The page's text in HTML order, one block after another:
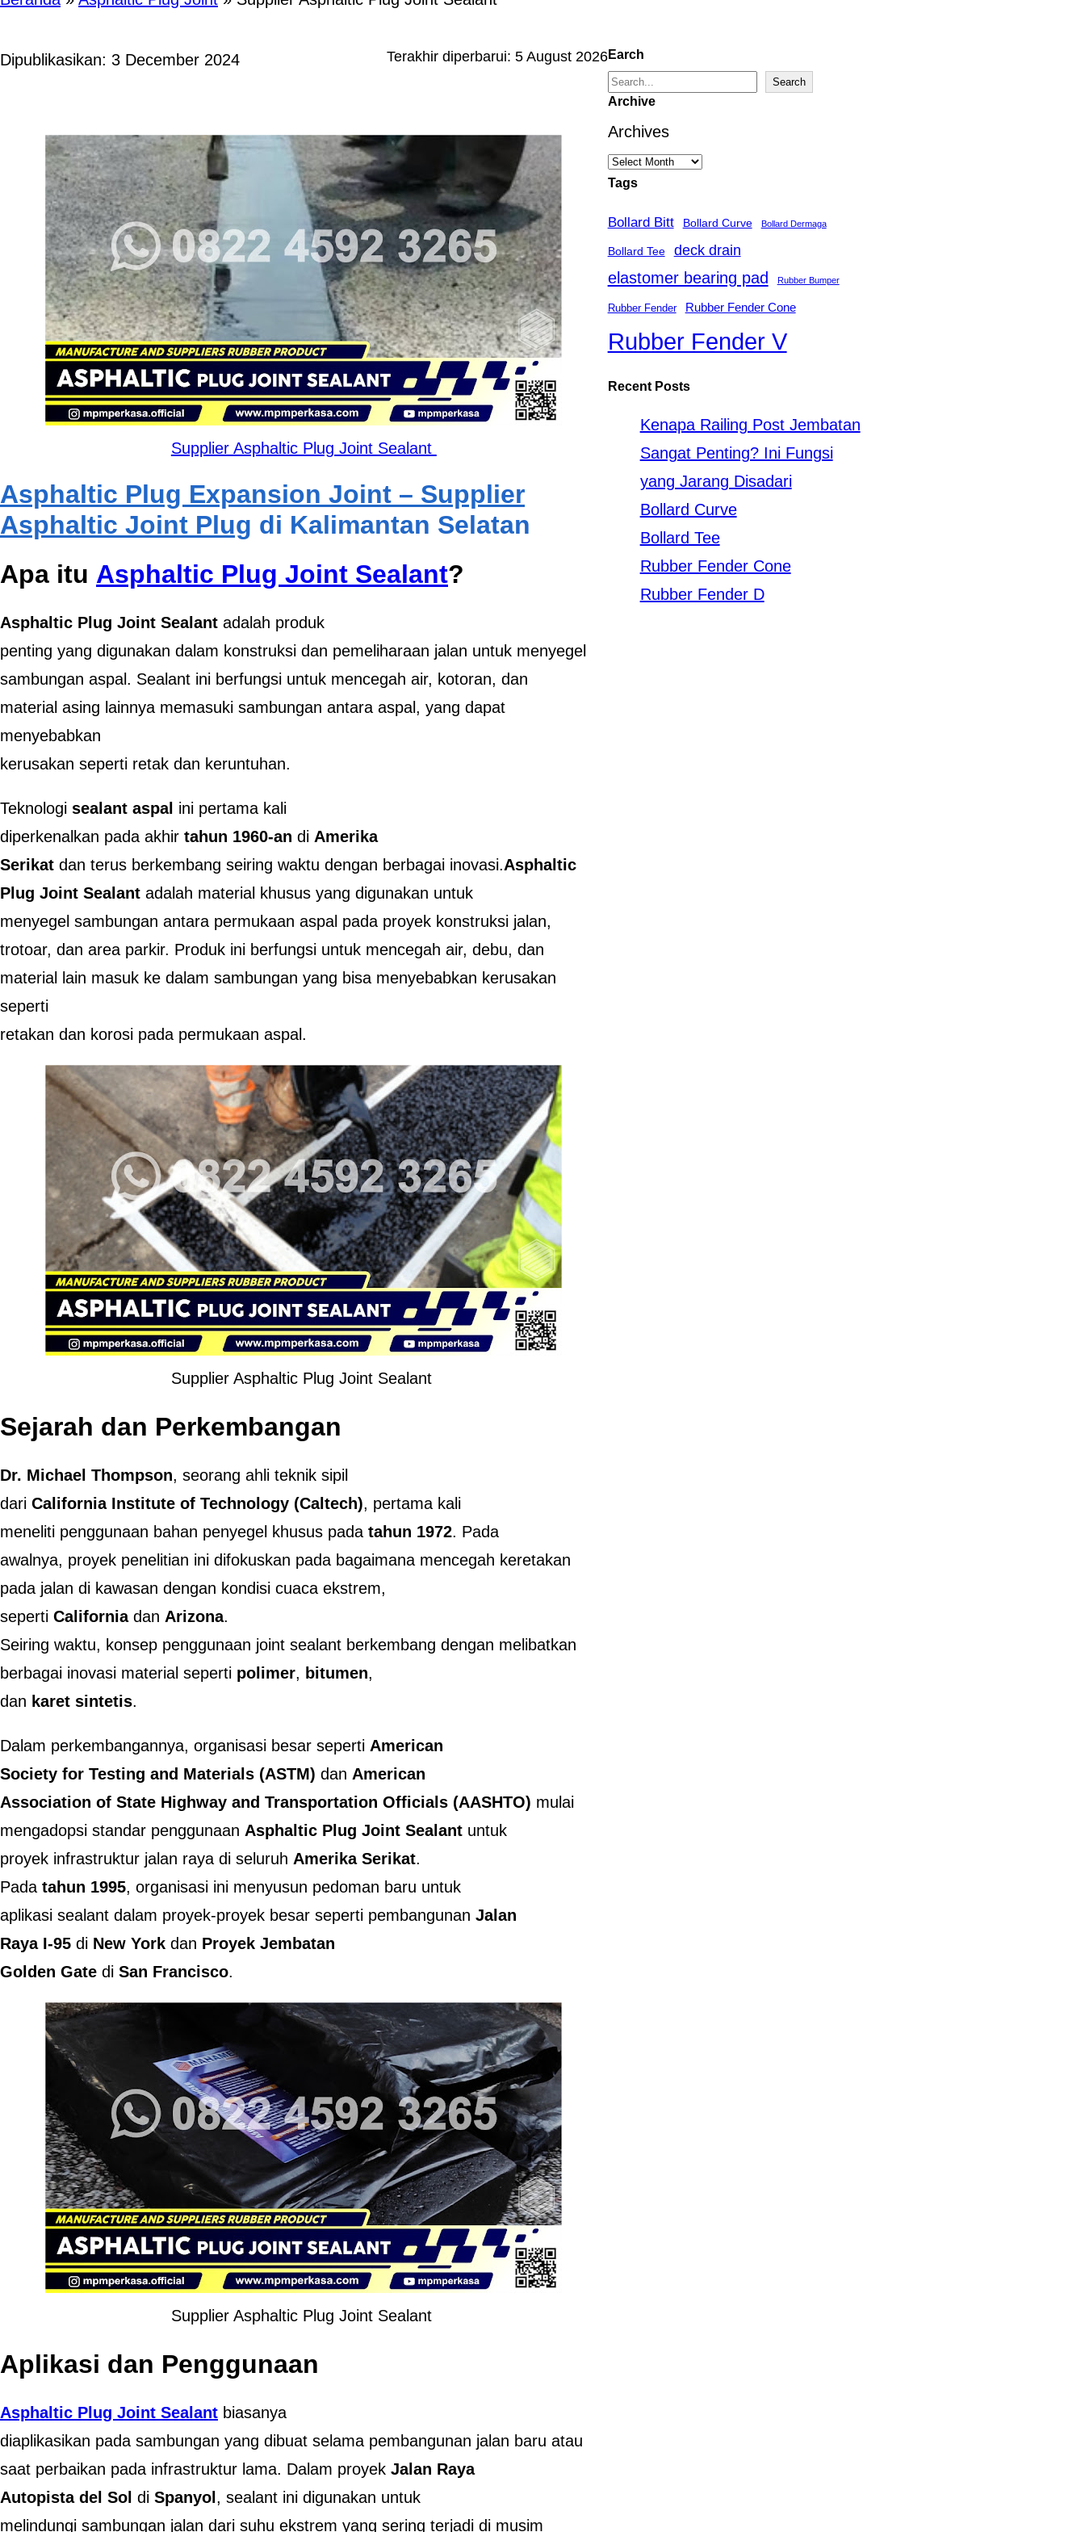
Dipublikasikan: 3 December 2024 Terakhir diperbarui: 5 August 2026
Supplier Asphaltic Plug Joint Sealant
Asphaltic Plug Expansion Joint – Supplier
Asphaltic Joint Plug di Kalimantan Selatan
Apa itu Asphaltic Plug Joint Sealant?
Asphaltic Plug Joint Sealant adalah produk
penting yang digunakan dalam konstruksi dan pemeliharaan jalan untuk menyegel
sambungan aspal. Sealant ini berfungsi untuk mencegah air, kotoran, dan
material asing lainnya memasuki sambungan antara aspal, yang dapat
menyebabkan
kerusakan seperti retak dan keruntuhan.
Teknologi sealant aspal ini pertama kali
diperkenalkan pada akhir tahun 1960-an di Amerika
Serikat dan terus berkembang seiring waktu dengan berbagai inovasi.Asphaltic
Plug Joint Sealant adalah material khusus yang digunakan untuk
menyegel sambungan antara permukaan aspal pada proyek konstruksi jalan,
trotoar, dan area parkir. Produk ini berfungsi untuk mencegah air, debu, dan
material lain masuk ke dalam sambungan yang bisa menyebabkan kerusakan
seperti
retakan dan korosi pada permukaan aspal.
Supplier Asphaltic Plug Joint Sealant
Sejarah dan Perkembangan
Dr. Michael Thompson, seorang ahli teknik sipil
dari California Institute of Technology (Caltech), pertama kali
meneliti penggunaan bahan penyegel khusus pada tahun 1972. Pada
awalnya, proyek penelitian ini difokuskan pada bagaimana mencegah keretakan
pada jalan di kawasan dengan kondisi cuaca ekstrem,
seperti Californiadan Arizona.
Seiring waktu, konsep penggunaan joint sealant berkembang dengan melibatkan
berbagai inovasi material seperti polimer, bitumen,
dan karet sintetis.
Dalam perkembangannya, organisasi besar seperti American
Society for Testing and Materials (ASTM) dan American
Association of State Highway and Transportation Officials (AASHTO) mulai
mengadopsi standar penggunaan Asphaltic Plug Joint Sealant untuk
proyek infrastruktur jalan raya di seluruh Amerika Serikat.
Pada tahun 1995, organisasi ini menyusun pedoman baru untuk
aplikasi sealant dalam proyek-proyek besar seperti pembangunan Jalan
Raya I-95 di New York dan Proyek Jembatan
Golden Gate di San Francisco.
Supplier Asphaltic Plug Joint Sealant
Aplikasi dan Penggunaan
Asphaltic Plug Joint Sealant biasanya
diaplikasikan pada sambungan yang dibuat selama pembangunan jalan baru atau
saat perbaikan pada infrastruktur lama. Dalam proyek Jalan Raya
Autopista del Sol di Spanyol , sealant ini digunakan untuk
melindungi sambungan jalan dari suhu ekstrem yang sering terjadi di musim
Earch
S
a
r
h
Search
Archive
Archives
Tags
Bollard Bitt Bollard Curve Bollard Dermaga
Bollard Tee deck drain
elastomer bearing pad Rubber Bumper
Rubber Fender Rubber Fender Cone
Rubber Fender V
Recent Posts
Kenapa Railing Post Jembatan
Sangat Penting? Ini Fungsi
yang Jarang Disadari
Bollard Curve
Bollard Tee
Rubber Fender Cone
Rubber Fender D